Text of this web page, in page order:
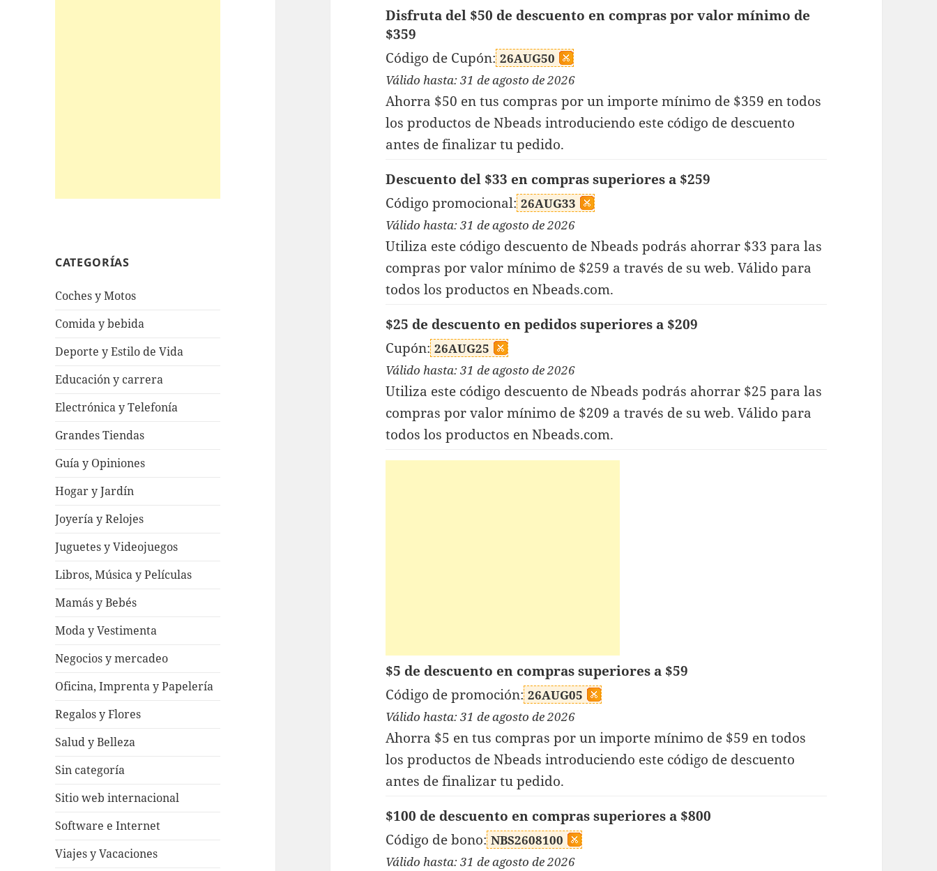
CATEGORÍAS
Coches y Motos
Comida y bebida
Deporte y Estilo de Vida
Educación y carrera
Electrónica y Telefonía
Grandes Tiendas
Guía y Opiniones
Hogar y Jardín
Joyería y Relojes
Juguetes y Videojuegos
Libros, Música y Películas
Mamás y Bebés
Moda y Vestimenta
Negocios y mercadeo
Oficina, Imprenta y Papelería
Regalos y Flores
Salud y Belleza
Sin categoría
Sitio web internacional
Software e Internet
Viajes y Vacaciones
Disfruta del $50 de descuento en compras por valor mínimo de
$359
Código de Cupón: 26AUG50
Válido hasta: 31 de agosto de 2026
Ahorra $50 en tus compras por un importe mínimo de $359 en todos
los productos de Nbeads introduciendo este código de descuento
antes de finalizar tu pedido.
Descuento del $33 en compras superiores a $259
Código promocional: 26AUG33
Válido hasta: 31 de agosto de 2026
Utiliza este código descuento de Nbeads podrás ahorrar $33 para las
compras por valor mínimo de $259 a través de su web. Válido para
todos los productos en Nbeads.com.
$25 de descuento en pedidos superiores a $209
Cupón: 26AUG25
Válido hasta: 31 de agosto de 2026
Utiliza este código descuento de Nbeads podrás ahorrar $25 para las
compras por valor mínimo de $209 a través de su web. Válido para
todos los productos en Nbeads.com.
$5 de descuento en compras superiores a $59
Código de promoción: 26AUG05
Válido hasta: 31 de agosto de 2026
Ahorra $5 en tus compras por un importe mínimo de $59 en todos
los productos de Nbeads introduciendo este código de descuento
antes de finalizar tu pedido.
$100 de descuento en compras superiores a $800
Código de bono: NBS2608100
Válido hasta: 31 de agosto de 2026